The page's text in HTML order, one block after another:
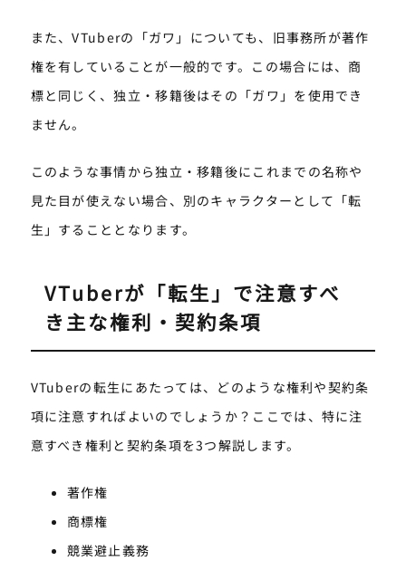
また、VTuberの「ガワ」についても、旧事務所が著作
権を有していることが一般的です。この場合には、商
標と同じく、独立・移籍後はその「ガワ」を使用でき
ません。
このような事情から独立・移籍後にこれまでの名称や
見た目が使えない場合、別のキャラクターとして「転
生」することとなります。
VTuberが「転生」で注意すべ
き主な権利・契約条項
VTuberの転生にあたっては、どのような権利や契約条
項に注意すればよいのでしょうか？ここでは、特に注
意すべき権利と契約条項を3つ解説します。
著作権
商標権
競業避止義務